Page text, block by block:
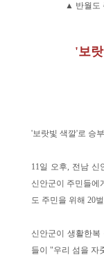
▲ 반월도
'보
'보랏빛 색깔'로 승
11일 오후, 전남 신
신안군이 주민들에
도 주민을 위해 20
신안군이 생활한
들이 "우리 섬을 자